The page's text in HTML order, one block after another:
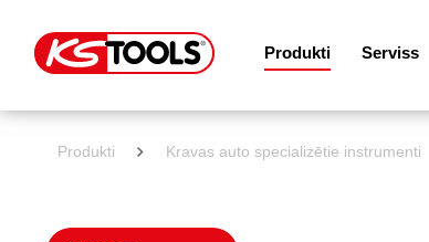
Produkti Serviss
Produkti Kravas auto specializētie instrumenti